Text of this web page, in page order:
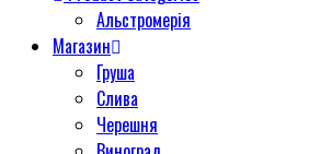
Альстромерія
Магазин
Груша
Слива
Черешня